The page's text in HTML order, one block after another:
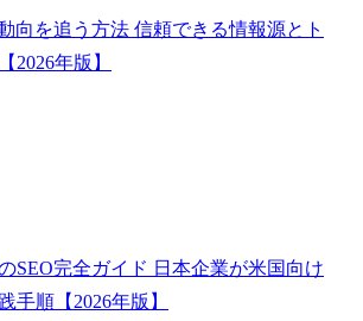
向を追う方法 信頼できる情報源とト
2026年版】
SEO完全ガイド 日本企業が米国向け
手順【2026年版】